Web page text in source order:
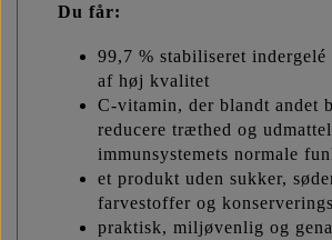
Du får:
99,7 % stabiliseret
af høj kvalitet
C-vitamin, der blandt andet
reducere træthed og
immunsystemets normale
et produkt uden sukker,
farvestoffer og
praktisk, miljøvenlig og